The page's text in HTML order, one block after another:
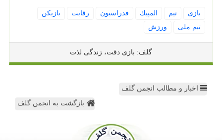
بازی تیم المپیك فدراسیون رقابت
بازیكن
تیم ملی
ورزش
گلف: بازی دقت، زندگی لذت
اخبار و مطالب انجمن گلف
بازگشت به انجمن گلف